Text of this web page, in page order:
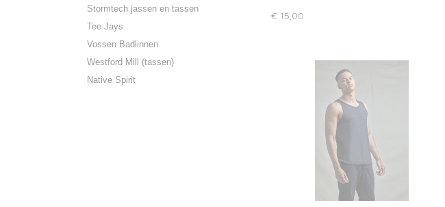
Stormtech jassen en tassen
Tee Jays
Vossen Badlinnen
Westford Mill (tassen)
Native Spirit
€ 15,00